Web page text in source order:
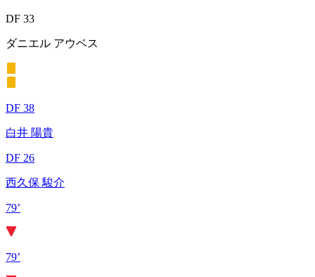
DF 33
ダニエル アウベス
DF 38
白井 陽貴
DF 26
西久保 駿介
79’
79’